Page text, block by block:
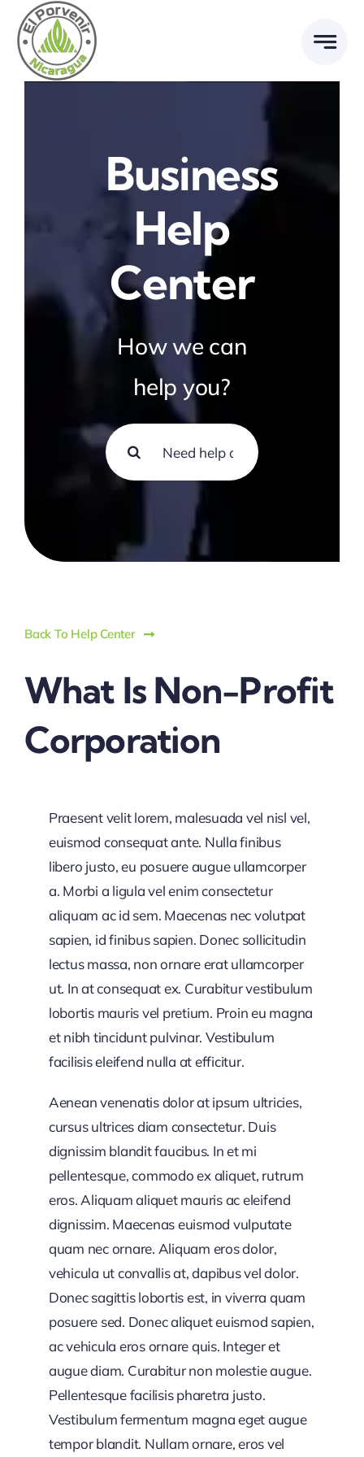
contenido
Business
Help
Center
How we can
help you?
Search
for:
Back To Help Center
What Is Non-Profit
Corporation
Praesent velit lorem, malesuada vel nisl vel,
euismod consequat ante. Nulla finibus
libero justo, eu posuere augue ullamcorper
a. Morbi a ligula vel enim consectetur
aliquam ac id sem. Maecenas nec volutpat
sapien, id finibus sapien. Donec sollicitudin
lectus massa, non ornare erat ullamcorper
ut. In at consequat ex. Curabitur vestibulum
lobortis mauris vel pretium. Proin eu magna
et nibh tincidunt pulvinar. Vestibulum
facilisis eleifend nulla at efficitur.
Aenean venenatis dolor at ipsum ultricies,
cursus ultrices diam consectetur. Duis
dignissim blandit faucibus. In et mi
pellentesque, commodo ex aliquet, rutrum
eros. Aliquam aliquet mauris ac eleifend
dignissim. Maecenas euismod vulputate
quam nec ornare. Aliquam eros dolor,
vehicula ut convallis at, dapibus vel dolor.
Donec sagittis lobortis est, in viverra quam
posuere sed. Donec aliquet euismod sapien,
ac vehicula eros ornare quis. Integer et
augue diam. Curabitur non molestie augue.
Pellentesque facilisis pharetra justo.
Vestibulum fermentum magna eget augue
tempor blandit. Nullam ornare, eros vel